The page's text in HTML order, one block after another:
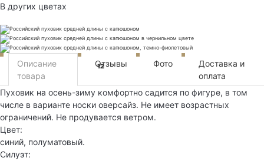
В других цветах
Описание
товара
Отзывы
12 Фото
Доставка и
оплата
Пуховик на осень-зиму комфортно садится по фигуре, в том
числе в варианте носки оверсайз. Не имеет возрастных
ограничений. Не продувается ветром.
Цвет:
синий, полуматовый.
Силуэт: